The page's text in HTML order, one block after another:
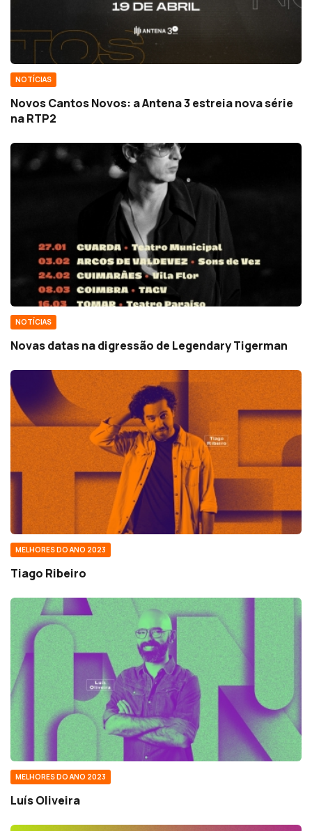
NOTÍCIAS
Novos Cantos Novos: a Antena 3 estreia nova série
na RTP2
NOTÍCIAS
Novas datas na digressão de Legendary Tigerman
MELHORES DO ANO 2023
Tiago Ribeiro
MELHORES DO ANO 2023
Luís Oliveira